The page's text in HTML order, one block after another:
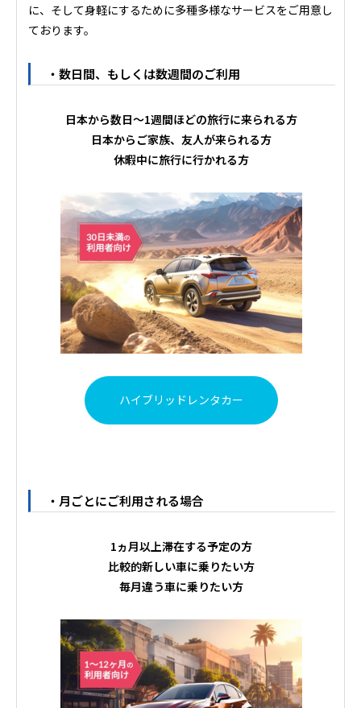
に、そして身軽にするために多種多様なサービスをご用意し
ております。
・数日間、もしくは数週間のご利用
日本から数日～1週間ほどの旅行に来られる方
日本からご家族、友人が来られる方
休暇中に旅行に行かれる方
ハイブリッドレンタカー
・月ごとにご利用される場合
1ヵ月以上滞在する予定の方
比較的新しい車に乗りたい方
毎月違う車に乗りたい方